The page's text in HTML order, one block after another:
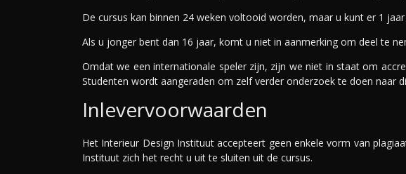
De cursus kan binnen 24 weken voltooid worden, maar u kunt er 1
Als u jonger bent dan 16 jaar, komt u niet in aanmerking om deel te
Omdat we een internationale speler zijn, zijn we niet in staat om
Studenten wordt aangeraden om zelf verder onderzoek te doen naar
Inlevervoorwaarden
Het Interieur Design Instituut accepteert geen enkele vorm van
Instituut zich het recht u uit te sluiten uit de cursus.